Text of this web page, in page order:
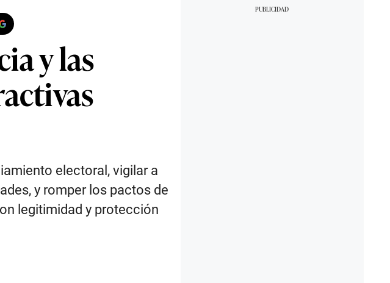
y las
electoral, vigilar a
y romper los pactos de
legitimidad y protección